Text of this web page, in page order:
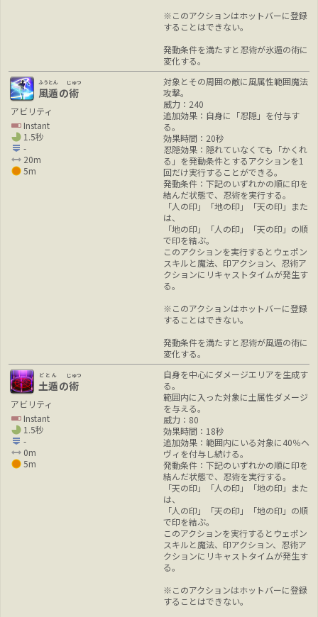
※このアクションはホットバーに登録
することはできない。
発動条件を満たすと忍術が氷遁の術に
変化する。
風遁
ふうとん
の術
じゅつ
アビリティ
Instant
1.5秒
-
20m
5m
対象とその周囲の敵に風属性範囲魔法
攻撃。
威力：240
追加効果：自身に「忍隠」を付与す
る。
効果時間：20秒
忍隠効果：隠れていなくても「かくれ
る」を発動条件とするアクションを1
回だけ実行することができる。
発動条件：下記のいずれかの順に印を
結んだ状態で、忍術を実行する。
「人の印」「地の印」「天の印」また
は、
「地の印」「人の印」「天の印」の順
で印を結ぶ。
このアクションを実行するとウェポン
スキルと魔法、印アクション、忍術ア
クションにリキャストタイムが発生す
る。
※このアクションはホットバーに登録
することはできない。
発動条件を満たすと忍術が風遁の術に
変化する。
土遁
どとん
の術
じゅつ
アビリティ
Instant
1.5秒
-
0m
5m
自身を中心にダメージエリアを生成す
る。
範囲内に入った対象に土属性ダメージ
を与える。
威力：80
効果時間：18秒
追加効果：範囲内にいる対象に40％ヘ
ヴィを付与し続ける。
発動条件：下記のいずれかの順に印を
結んだ状態で、忍術を実行する。
「天の印」「人の印」「地の印」また
は、
「人の印」「天の印」「地の印」の順
で印を結ぶ。
このアクションを実行するとウェポン
スキルと魔法、印アクション、忍術ア
クションにリキャストタイムが発生す
る。
※このアクションはホットバーに登録
することはできない。